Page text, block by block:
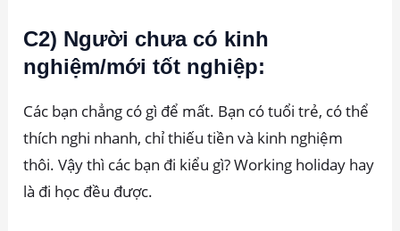
C2) Người chưa có kinh
nghiệm/mới tốt nghiệp:
Các bạn chẳng có gì để mất. Bạn có tuổi trẻ, có thể
thích nghi nhanh, chỉ thiếu tiền và kinh nghiệm
thôi. Vậy thì các bạn đi kiểu gì? Working holiday hay
là đi học đều được.